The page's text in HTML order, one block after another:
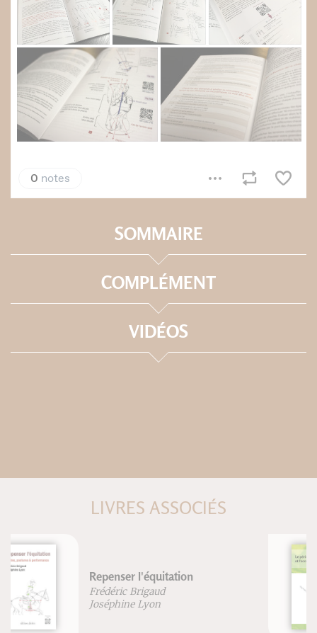
SOMMAIRE
COMPLÉMENT
VIDÉOS
LIVRES ASSOCIÉS
Le périnée féminin et
l'accouchement
Blandine Calais-Germain